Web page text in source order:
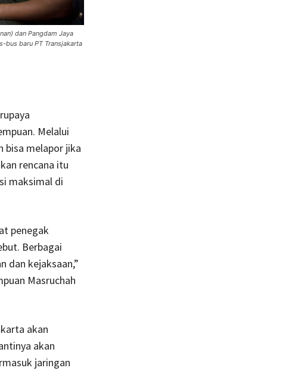
dan Pangdam Jaya
bus baru PT Transjakarta
Melalui
bisa melapor jika
rencana itu
maksimal di
penegak
Berbagai
dan kejaksaan,”
Masruchah
akan
akan
jaringan